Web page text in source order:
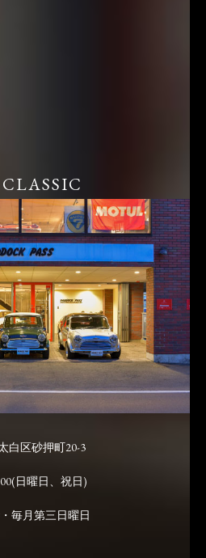
白区砂押町20-3
日曜日、祝日)
毎月第三日曜日